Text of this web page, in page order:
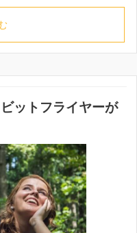
ットフライヤーが